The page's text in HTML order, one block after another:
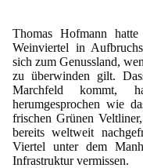
Thomas Hofmann
Weinviertel in
sich zum Genussland,
zu überwinden gilt.
Marchfeld kommt,
herumgesprochen wie
frischen Grünen
bereits weltweit
Viertel unter dem
Infrastruktur vermissen.